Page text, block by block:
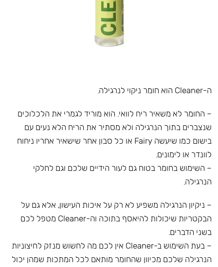
ה-Cleaner הוא חומר ניקוי לנרגילה.
– החומר לא משאיר ריח לוואי. הוא מוריד לגמרי את הלכלוכים
שנצברים בתוך הנרגילה ולא מסתיר את הריח הלא נעים עם
בישום כמו שיעשה Fairy או כל סבון אחר שישאיר אחריו ניחוח
לוונדר או לימונים.
– השימוש בחומר בטוח גם לעור הידיים שלכם וגם לחלקי
הנרגילה.
– ניקיון הנרגילה משפיע לא רק על איכות העישון, אלא גם על
הבקטריות שיכולות להיאסף בתוכה וה-Cleaner מטפל לכם
בשני הדברים.
– בעת השימוש ב-Cleaner אין לכם מה לחשוש מנזק לחיצוניות
הנרגילה שלכם מכיוון שהחומר מותאם לכל המתכות שמהן יכול